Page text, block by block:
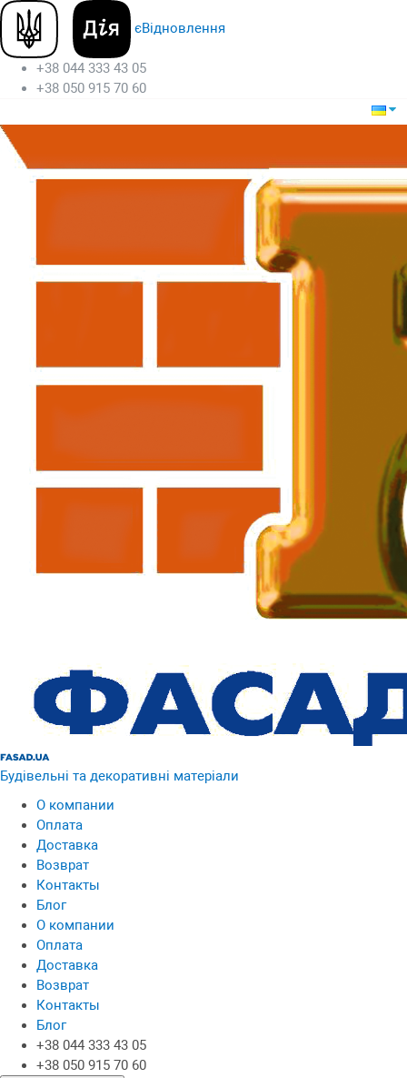
єВідновлення
+38 044 333 43 05
+38 050 915 70 60
Будівельні та декоративні матеріали
О компании
Оплата
Доставка
Возврат
Контакты
Блог
О компании
Оплата
Доставка
Возврат
Контакты
Блог
+38 044 333 43 05
+38 050 915 70 60